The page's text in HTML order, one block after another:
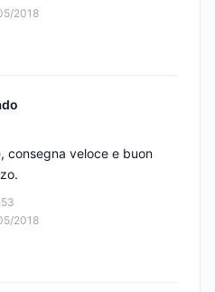
2018
2018
consegna veloce e buon